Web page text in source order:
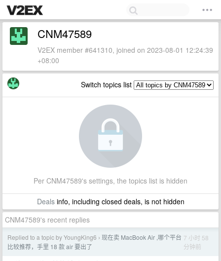
CNM47589
V2EX member #641310, joined on 2023-08-01 12:24:39
+08:00
Switch topics list
Per CNM47589's settings, the topics list is hidden
Dealsinfo, including closed deals, is not hidden
CNM47589's recent replies
Replied to a topic by YoungKing6 › 现在卖 MacBook Air ,哪个平台
比较推荐，手里 18 款 air 要出了
7 小时 58
分钟前